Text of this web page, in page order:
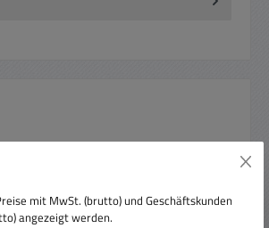
mit MwSt. (brutto) und Geschäftskunden
angezeigt werden.